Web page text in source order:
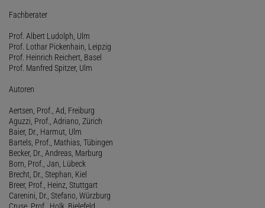
Fachberater
Prof. Albert Ludolph, Ulm
Prof. Lothar Pickenhain, Leipzig
Prof. Heinrich Reichert, Basel
Prof. Manfred Spitzer, Ulm
Autoren
Aertsen, Prof., Ad, Freiburg
Aguzzi, Prof., Adriano, Zürich
Baier, Dr., Harmut, Ulm
Bartels, Prof., Mathias, Tübingen
Becker, Dr., Andreas, Marburg
Born, Prof., Jan, Lübeck
Brecht, Dr., Stephan, Kiel
Breer, Prof., Heinz, Stuttgart
Carenini, Dr., Stefano, Würzburg
Cruse, Prof., Holk, Bielefeld